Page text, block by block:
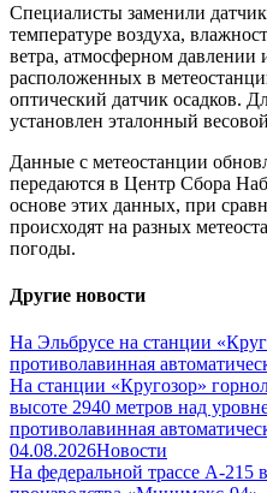
Специалисты заменили
температуре воздуха,
ветра, атмосферном давлении
расположенных в
оптический датчик осадков.
установлен эталонный
Данные с метеостанции
передаются в Центр Сбора
основе этих данных, при
происходят на разных
погоды.
Другие новости
На Эльбрусе на станции
противолавинная
На станции «Кругозор»
высоте 2940 метров над
противолавинная
04.08.2026Новости
На федеральной трассе А-